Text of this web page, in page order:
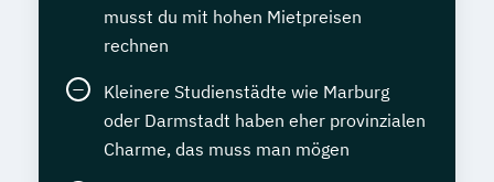
musst du mit hohen Mietpreisen
rechnen
Kleinere Studienstädte wie Marburg
oder Darmstadt haben eher provinzialen
Charme, das muss man mögen